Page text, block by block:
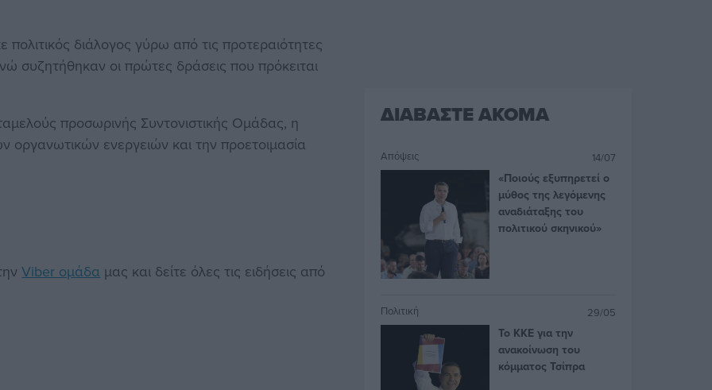
διάλογος γύρω από τις προτεραιότητες
συζητήθηκαν οι πρώτες δράσεις που πρόκειται
προσωρινής Συντονιστικής Ομάδας, η
ενεργειών και την προετοιμασία
Viber ομάδα μας και δείτε όλες τις ειδήσεις από
ΔΙΑΒΑΣΤΕ ΑΚΟΜΑ
Απόψεις 14/07
«Ποιούς εξυπηρετεί ο
μύθος της λεγόμενης
αναδιάταξης του
πολιτικού σκηνικού»
Πολιτική 29/05
Το ΚΚΕ για την
ανακοίνωση του
κόμματος Τσίπρα